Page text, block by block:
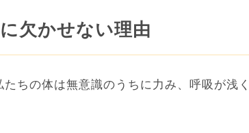
欠かせない理由
たちの体は無意識のうちに力み、呼吸が浅